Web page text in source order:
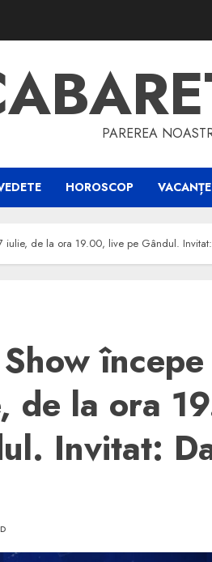
PAREREA
HOROSCOP
iulie, de la ora 19.00, live pe Gândul.
începe
de la ora
Invitat: